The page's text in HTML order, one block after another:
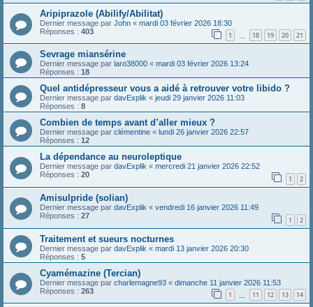
Aripiprazole (Abilify/Abilitat)
Dernier message par John « mardi 03 février 2026 18:30
Réponses : 403 1 18 19 20 21
Sevrage miansérine
Dernier message par laro38000 « mardi 03 février 2026 13:24
Réponses : 18
Quel antidépresseur vous a aidé à retrouver votre libido ?
Dernier message par davExplik « jeudi 29 janvier 2026 11:03
Réponses : 8
Combien de temps avant d’aller mieux ?
Dernier message par clémentine « lundi 26 janvier 2026 22:57
Réponses : 12
La dépendance au neuroleptique
Dernier message par davExplik « mercredi 21 janvier 2026 22:52
Réponses : 20 1 2
Amisulpride (solian)
Dernier message par davExplik « vendredi 16 janvier 2026 11:49
Réponses : 27 1 2
Traitement et sueurs nocturnes
Dernier message par davExplik « mardi 13 janvier 2026 20:30
Réponses : 5
Cyamémazine (Tercian)
Dernier message par charlemagne93 « dimanche 11 janvier 2026 11:53
Réponses : 263 1 11 12 13 14